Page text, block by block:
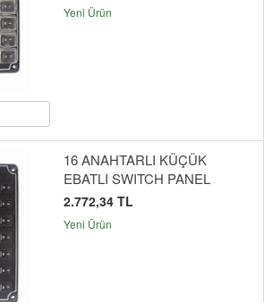
Yeni Ürün
16 ANAHTARLI KÜÇÜK
EBATLI SWITCH PANEL
2.772,34 TL
Yeni Ürün